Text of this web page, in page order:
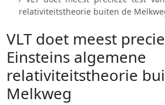
relativiteitstheorie buiten de
VLT doet meest
Einsteins algemene
relativiteitstheorie
Melkweg